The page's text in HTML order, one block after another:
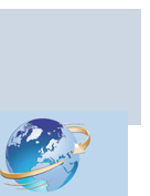
septembrie: